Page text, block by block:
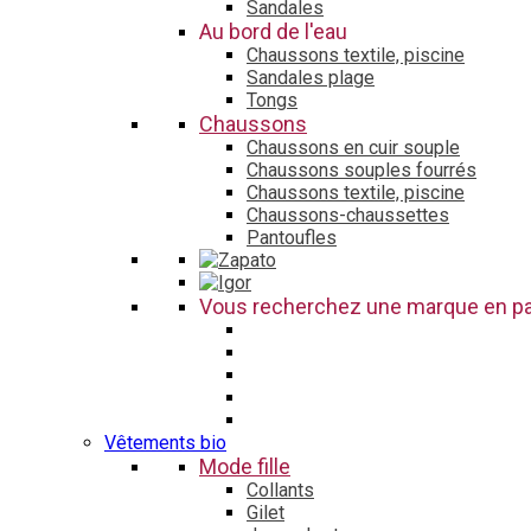
Sandales
Au bord de l'eau
Chaussons textile, piscine
Sandales plage
Tongs
Chaussons
Chaussons en cuir souple
Chaussons souples fourrés
Chaussons textile, piscine
Chaussons-chaussettes
Pantoufles
Vous recherchez une marque en
Vêtements bio
Mode fille
Collants
Gilet